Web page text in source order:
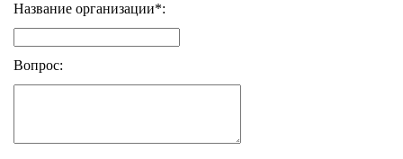
Название организации*:
Вопрос: